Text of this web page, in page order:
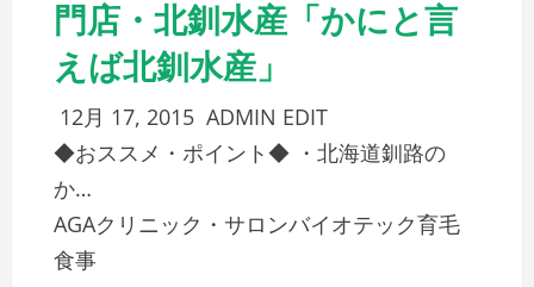
門店・北釧水産「かにと言
えば北釧水産」
12月 17, 2015 ADMIN EDIT
◆おススメ・ポイント◆ ・北海道釧路の
か…
AGAクリニック・サロンバイオテック育毛
食事